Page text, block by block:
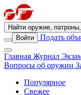
Найти оружие,
Войти
Подать
Главная Журнал
Вопросы об оружии
Популярное
Свежее